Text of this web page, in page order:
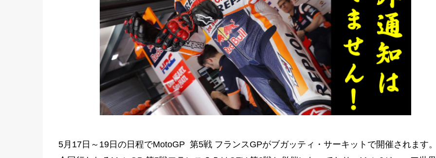
5月17日～19日の日程でMotoGP 第5戦 フランスGPがブガッティ・サーキットで開催されます